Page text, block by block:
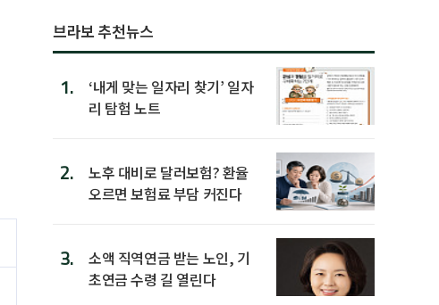
브라보 추천뉴스
1.
‘내게 맞는 일자리 찾기’ 일자
리 탐험 노트
2.
노후 대비로 달러보험? 환율
오르면 보험료 부담 커진다
3.
소액 직역연금 받는 노인, 기
초연금 수령 길 열린다